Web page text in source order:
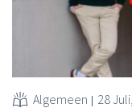
Algemeen 28